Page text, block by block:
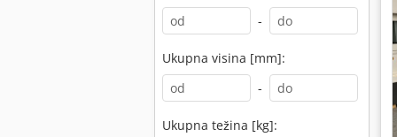
-
Ukupna visina [mm]:
-
Ukupna težina [kg]: